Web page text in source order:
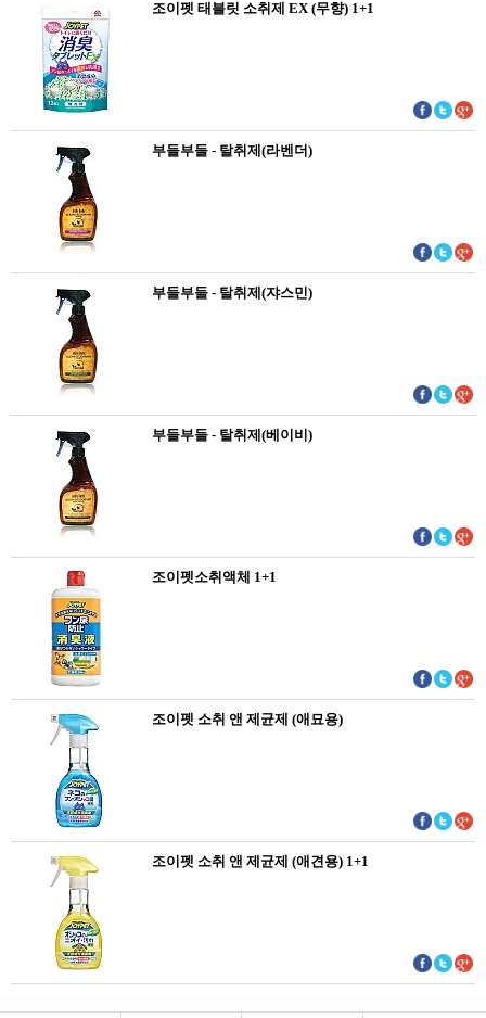
조이펫 태블릿 소취제 EX (무향) 1+1
부들부들 - 탈취제(라벤더)
부들부들 - 탈취제(쟈스민)
부들부들 - 탈취제(베이비)
조이펫소취액체 1+1
조이펫 소취 앤 제균제 (애묘용)
조이펫 소취 앤 제균제 (애견용) 1+1